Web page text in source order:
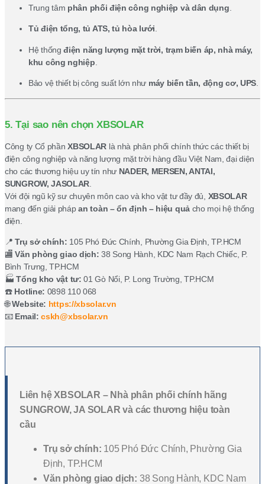
Trung tâm phân phối điện công nghiệp và dân dụng
Tủ điện tổng, tủ ATS, tủ hòa lưới.
Hệ thốngđiện năng lượng mặt trời, trạm biến áp, nhà máy,
khu công nghiệp
Bảo vệ thiết bị công suất lớn như máy biến tần, động cơ, UPS
5. Tại sao nên chọn XBSOLAR
Công ty Cổ phầnXBSOLAR là nhà phân phối chính thức các thiết bị
điện công nghiệp và năng lượng mặt trời hàng đầu Việt Nam, đại diện
cho các thương hiệu uy tín như NADER, MERSEN, ANTAI,
SUNGROW, JASOLAR
Với đội ngũ kỹ sư chuyên môn cao và kho vật tư đầy đủ, XBSOLAR
mang đến giải phápan toàn – ổn định – hiệu quảcho mọi hệ thống
điện.
📍Trụ sở chính: 105 Phó Đức Chính, Phường Gia Định, TP.HCM
🏬Văn phòng giao dịch: 38 Song Hành, KDC Nam Rạch Chiếc, P.
Bình Trưng, TP.HCM
🏭Tổng kho vật tư: 01 Gò Nổi, P. Long Trường, TP.HCM
☎️ Hotline: 0898 110 068
🌐Website: https://xbsolar.vn
📧 Email: cskh@xbsolar.vn
Liên hệ XBSOLAR – Nhà phân phối chính hãng
SUNGROW, JA SOLAR và các thương hiệu toàn
cầu
Trụ sở chính: 105 Phó Đức Chính, Phường Gia
Định, TP.HCM
Văn phòng giao dịch: 38 Song Hành, KDC Nam